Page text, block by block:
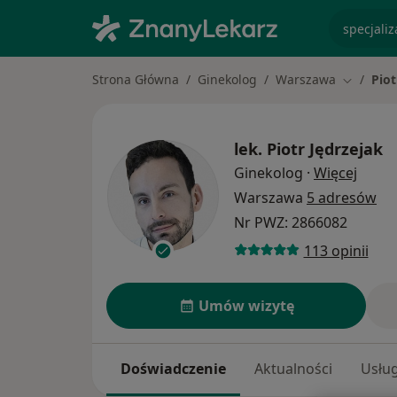
Strona Główna Ginekolog Warszawa Zmień
lek. Piotr Jędrzejak
Ginekolog · Więcej
Warszawa 5 adresów
Nr PWZ: 2866082
113 opinii
Umów wizytę
Doświadczenie Aktualności